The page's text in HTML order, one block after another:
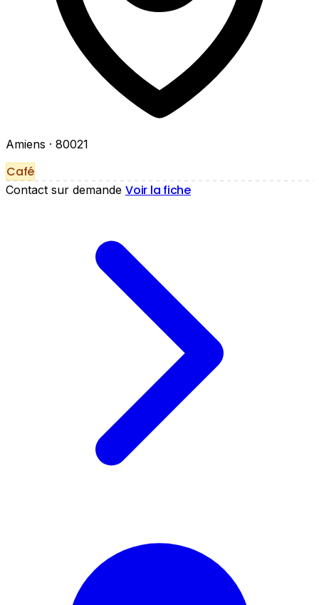
Amiens · 80021
Café
Contact sur demande Voir la fiche